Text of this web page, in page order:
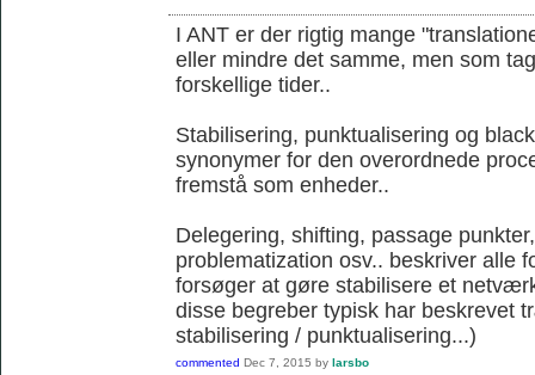
I ANT er der rigtig mange
eller mindre det samme, men som
forskellige tider..
Stabilisering, punktualisering og
synonymer for den overordnede
fremstå som enheder..
Delegering, shifting, passage
problematization osv.. beskriver alle
forsøger at gøre stabilisere et
disse begreber typisk har beskrevet
stabilisering / punktualisering...)
commented Dec 7, 2015 by larsbo